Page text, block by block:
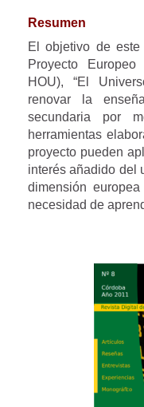
Resumen
El objetivo de
Proyecto
HOU), “El
renovar la
secundaria por
herramientas
proyecto pueden
interés añadido del
dimensión
necesidad de